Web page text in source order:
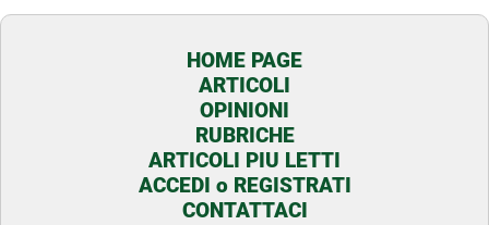
HOME PAGE
ARTICOLI
OPINIONI
RUBRICHE
ARTICOLI PIU LETTI
ACCEDI o REGISTRATI
CONTATTACI